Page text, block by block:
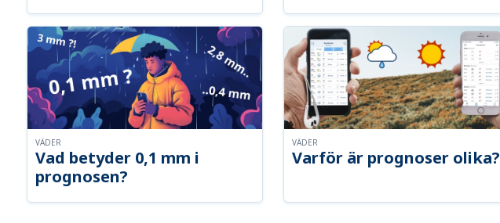
Vad betyder 0,1 mm i
prognosen?
VÄDER
Varför är prognoser olika?
VÄDER